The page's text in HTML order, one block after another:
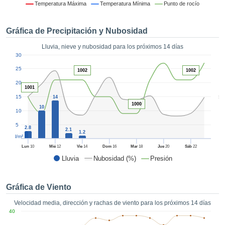
nuestra
coste.
el botón
a la
la
de todas
ya sean
nuestros
así como
un perfil
para
CONTINUAR
CONFIGURACIÓN
Temperatura Máxima Temperatura Mínima Punto de rocío
Gráfica de Precipitación y Nubosidad
Lluvia, nieve y nubosidad para los próximos 14 días
Lluvia Nubosidad (%) Presión
50
Lun 10 Mié 12 Vie 14 Dom16 Mar18 Jue 20 Sáb22
5
10
15
20
25
30
l/m²
2.8
10
14
2.1 1.2
1001
1002
1000
1002
Gráfica de Viento
Velocidad media, dirección y rachas de viento para los próximos 14 días
40